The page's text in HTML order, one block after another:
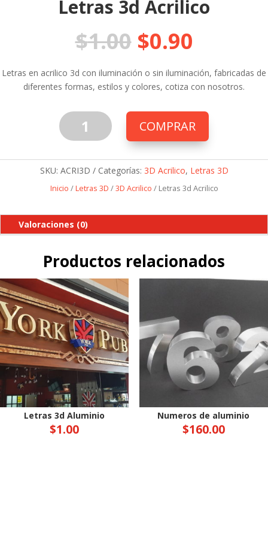
Letras 3d Acrilico
$1.00 $0.90
Letras en acrilico 3d con iluminación o sin iluminación, fabricadas de
diferentes formas, estilos y colores, cotiza con nosotros.
Letras
3d
cantidad
COMPRAR
SKU: ACRI3D Categorías: 3D Acrilico, Letras 3D
Inicio /Letras 3D /3D Acrilico / Letras 3d Acrilico
Valoraciones (0)
Productos relacionados
Letras 3d Aluminio
$1.00
Numeros de aluminio
$160.00